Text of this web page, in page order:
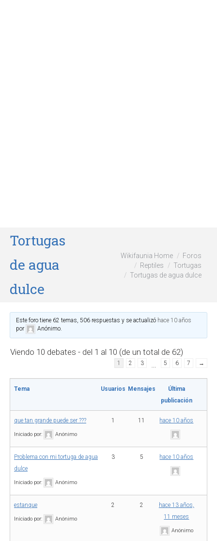
Tortugas
de agua
dulce
Wikifaunia Home
Foros
Reptiles
Tortugas
Tortugas de agua dulce
Este foro tiene 62 temas, 506 respuestas y se actualizó hace 10 años
por
Anónimo.
Viendo 10 debates - del 1 al 10 (de un total de 62)
1 2 3 … 5 6 7 →
Tema Usuarios Mensajes
Última
publicación
que tan grande puede ser ???
Iniciado por: Anónimo
1 11 hace 10 años
Problema con mi tortuga de agua
dulce
Iniciado por: Anónimo
3 5 hace 10 años
estanque
Iniciado por: Anónimo
2 2
hace 13 años,
11 meses
Anónimo